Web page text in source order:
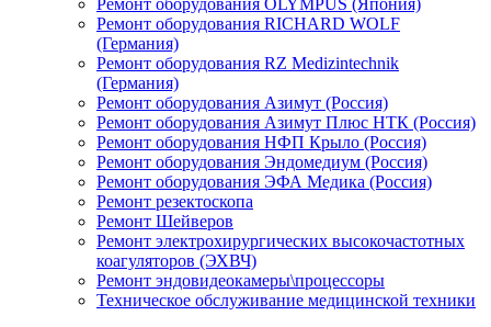
Ремонт оборудования OLYMPUS (Япония)
Ремонт оборудования RICHARD WOLF
(Германия)
Ремонт оборудования RZ Medizintechnik
(Германия)
Ремонт оборудования Азимут (Россия)
Ремонт оборудования Азимут Плюс НТК (Россия)
Ремонт оборудования НФП Крыло (Россия)
Ремонт оборудования Эндомедиум (Россия)
Ремонт оборудования ЭФА Медика (Россия)
Ремонт резектоскопа
Ремонт Шейверов
Ремонт электрохирургических высокочастотных
коагуляторов (ЭХВЧ)
Ремонт эндовидеокамеры\процессоры
Техническое обслуживание медицинской техники